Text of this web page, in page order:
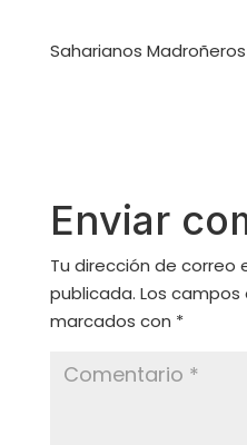
Saharianos Madroñeros
Enviar
Tu dirección de correo
publicada. Los
marcados con *